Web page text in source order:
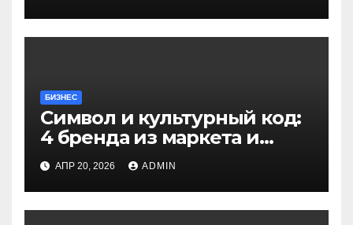
БИЗНЕС
Символ и культурный код:
4 бренда из маркета и
шоурума Московской
недели моды,
переосмысляющие
национальное наследие
АПР 20, 2026 ADMIN